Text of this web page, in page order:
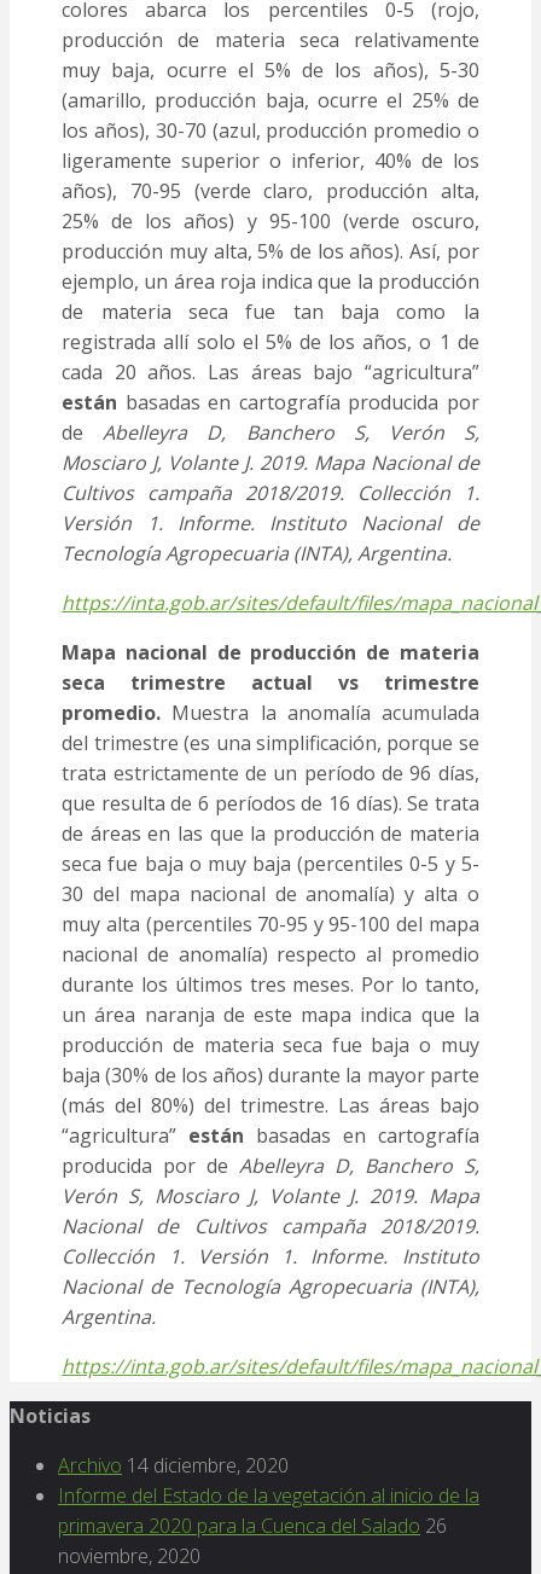
colores abarca los percentiles 0-5 (rojo,
producción de materia seca relativamente
muy baja, ocurre el 5% de los años), 5-30
(amarillo, producción baja, ocurre el 25% de
los años), 30-70 (azul, producción promedio o
ligeramente superior o inferior, 40% de los
años), 70-95 (verde claro, producción alta,
25% de los años) y 95-100 (verde oscuro,
producción muy alta, 5% de los años). Así, por
ejemplo, un área roja indica que la producción
de materia seca fue tan baja como la
registrada allí solo el 5% de los años, o 1 de
cada 20 años. Las áreas bajo “agricultura”
están basadas en cartografía producida por
deAbelleyra D, Banchero S, Verón S,
Mosciaro J, Volante J. 2019. Mapa Nacional de
Cultivos campaña 2018/2019. Collección 1.
Versión 1. Informe. Instituto Nacional de
Tecnología Agropecuaria (INTA), Argentina.
https://inta.gob.ar/sites/default/files/
Mapa nacional de producción de materia
seca trimestre actual vs trimestre
promedio. Muestra la anomalía acumulada
del trimestre (es una simplificación, porque se
trata estrictamente de un período de 96 días,
que resulta de 6 períodos de 16 días). Se trata
de áreas en las que la producción de materia
seca fue baja o muy baja (percentiles 0-5 y 5-
30 del mapa nacional de anomalía) y alta o
muy alta (percentiles 70-95 y 95-100 del mapa
nacional de anomalía) respecto al promedio
durante los últimos tres meses. Por lo tanto,
un área naranja de este mapa indica que la
producción de materia seca fue baja o muy
baja (30% de los años) durante la mayor parte
(más del 80%) del trimestre. Las áreas bajo
“agricultura” están basadas en cartografía
producida por de Abelleyra D, Banchero S,
Verón S, Mosciaro J, Volante J. 2019. Mapa
Nacional de Cultivos campaña 2018/2019.
Collección 1. Versión 1. Informe. Instituto
Nacional de Tecnología Agropecuaria (INTA),
Argentina.
https://inta.gob.ar/sites/default/files/
Noticias
Archivo 14 diciembre, 2020
Informe del Estado de la vegetación al inicio de la
primavera 2020 para la Cuenca del Salado 26
noviembre, 2020